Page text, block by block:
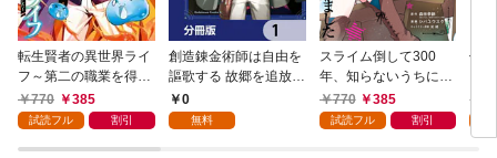
転生賢者の異世界ライ
フ～第二の職業を得
て、世界最強になりま
した～ 1巻
770 385
試読フル 割引
創造錬金術師は自由を
謳歌する 故郷を追放さ
れたら、魔王のお膝元
で超絶効果のマジック
0
無料
スライム倒して300
年、知らないうちにレ
ベルMAXになってまし
た 1巻
770 385
試読フル 割引
信